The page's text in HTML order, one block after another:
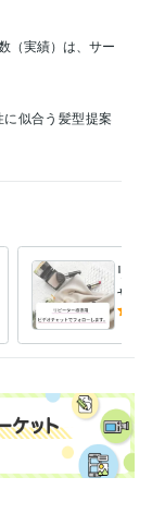
（実績）は、サー
似合う髪型提案
リ
ャッ
スタ